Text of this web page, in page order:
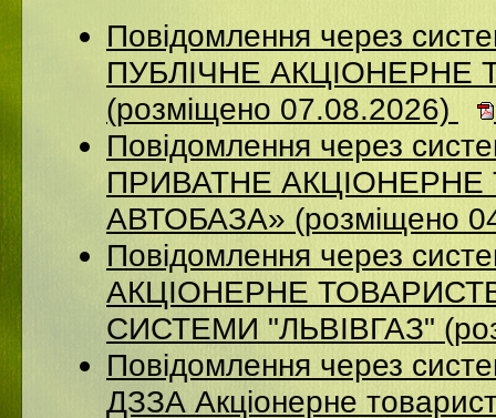
Повідомлення через
ПУБЛІЧНЕ
(розміщено 07.08.2026)
Повідомлення через
ПРИВАТНЕ АКЦІОНЕРНЕ
АВТОБАЗА» (розміщено
Повідомлення через
АКЦІОНЕРНЕ
СИСТЕМИ "ЛЬВІВГАЗ"
Повідомлення через
ДЗЗА Акціонерне